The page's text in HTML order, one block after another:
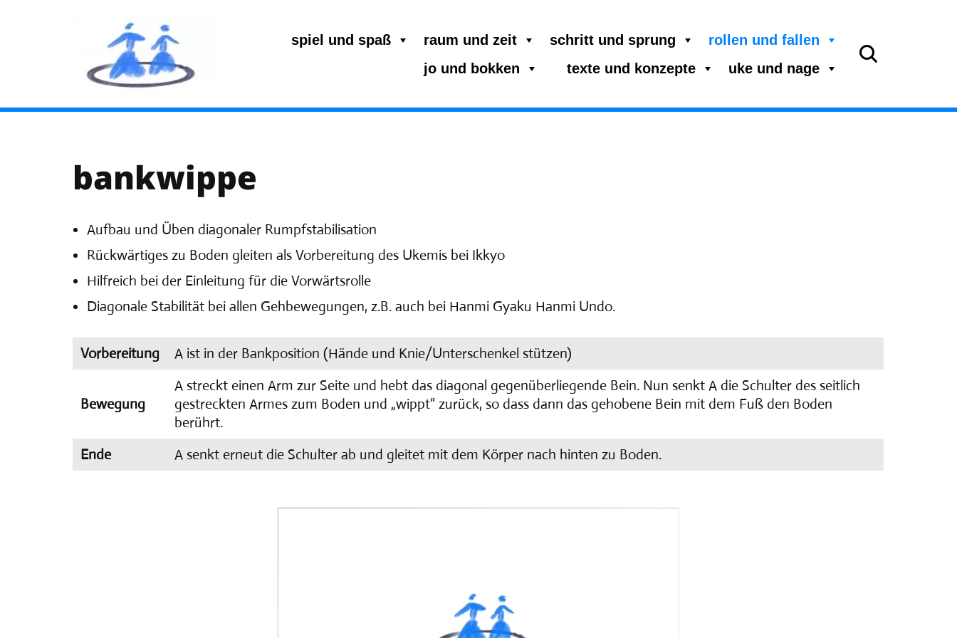
rollen und fallen
schritt und sprung
raum und zeit
spiel und spaß
uke und nage
jo und bokken texte und konzepte
bankwippe
Aufbau und Üben diagonaler Rumpfstabilisation
Rückwärtiges zu Boden gleiten als Vorbereitung des Ukemis bei Ikkyo
Hilfreich bei der Einleitung für die Vorwärtsrolle
Diagonale Stabilität bei allen Gehbewegungen, z.B. auch bei Hanmi Gyaku Hanmi Undo.
Vorbereitung A ist in der Bankposition (Hände und Knie/Unterschenkel stützen)
Bewegung
A streckt einen Arm zur Seite und hebt das diagonal gegenüberliegende Bein. Nun senkt A die Schulter des seitlich
gestreckten Armes zum Boden und „wippt“ zurück, so dass dann das gehobene Bein mit dem Fuß den Boden
berührt.
Ende
A senkt erneut die Schulter ab und gleitet mit dem Körper nach hinten zu Boden.